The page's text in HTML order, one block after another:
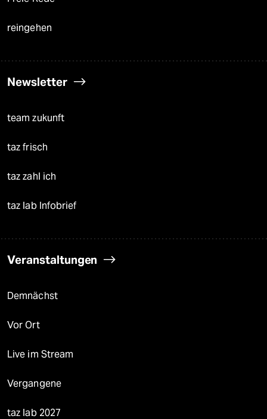
reingehen
Newsletter
team zukunft
taz frisch
taz zahl ich
taz lab Infobrief
Veranstaltungen
Demnächst
Vor Ort
Live im Stream
Vergangene
taz lab 2027